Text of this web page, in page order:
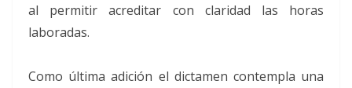
al permitir acreditar con claridad las horas
laboradas.
Como última adición el dictamen contempla una